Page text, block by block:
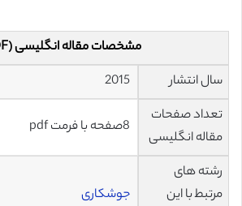
مشخصات مقاله انگلیسی (PDF)
سال انتشار
تعداد صفحات
مقاله انگلیسی
رشته های
مرتبط با این
جوشکاری